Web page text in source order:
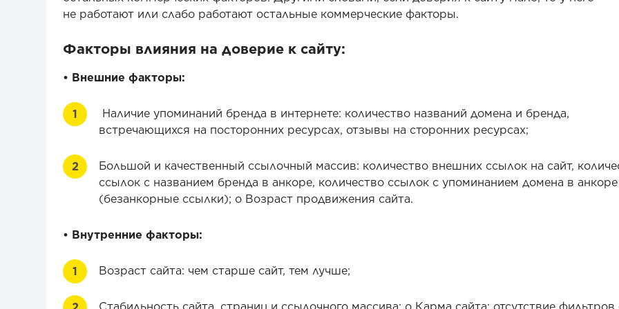
не работают или слабо работают остальные коммерческие факторы.
Факторы влияния на доверие к сайту:
• Внешние факторы:
Наличие упоминаний бренда в интернете: количество названий домена и бренда,
встречающихся на посторонних ресурсах, отзывы на сторонних ресурсах;
Большой и качественный ссылочный массив: количество внешних ссылок на сайт,
ссылок с названием бренда в анкоре, количество ссылок с упоминанием домена в анкоре
(безанкорные ссылки); o Возраст продвижения сайта.
• Внутренние факторы:
Возраст сайта: чем старше сайт, тем лучше;